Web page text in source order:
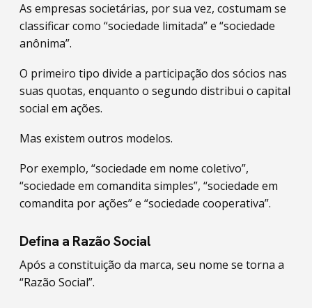
As empresas societárias, por sua vez, costumam se
classificar como “sociedade limitada” e “sociedade
anônima”.
O primeiro tipo divide a participação dos sócios nas
suas quotas, enquanto o segundo distribui o capital
social em ações.
Mas existem outros modelos.
Por exemplo, “sociedade em nome coletivo”,
“sociedade em comandita simples”, “sociedade em
comandita por ações” e “sociedade cooperativa”.
Defina a Razão Social
Após a constituição da marca, seu nome se torna a
“Razão Social”.